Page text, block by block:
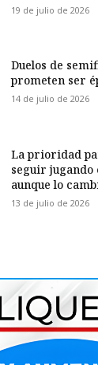
19 de julio de 2026
Duelos de
prometen ser
14 de julio de 2026
La prioridad
seguir jugando
aunque lo
13 de julio de 2026